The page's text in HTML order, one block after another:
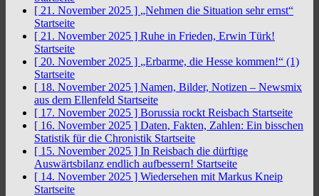
[ 21. November 2025 ] „Nehmen die Situation sehr ernst“
Startseite
[ 21. November 2025 ] Ruhe in Frieden, Erwin Türk!
Startseite
[ 20. November 2025 ] „Erbarme, die Hesse kommen!“ (1)
Startseite
[ 18. November 2025 ] Namen, Bilder, Notizen – Newsmix
aus dem Ellenfeld Startseite
[ 17. November 2025 ] Borussia rockt Reisbach Startseite
[ 16. November 2025 ] Daten, Fakten, Zahlen: Ein bisschen
Statistik für die Chronistik Startseite
[ 15. November 2025 ] In Reisbach die dürftige
Auswärtsbilanz endlich aufbessern! Startseite
[ 14. November 2025 ] Wiedersehen mit Markus Kneip
Startseite